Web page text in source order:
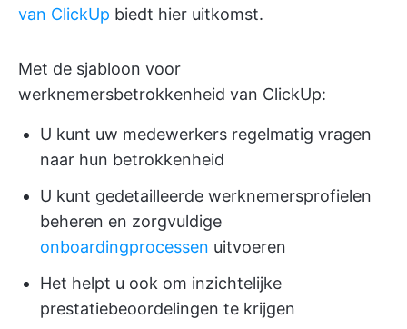
van ClickUp biedt hier uitkomst.
Met de sjabloon voor
werknemersbetrokkenheid van ClickUp:
U kunt uw medewerkers regelmatig vragen
naar hun betrokkenheid
U kunt gedetailleerde werknemersprofielen
beheren en zorgvuldige
onboardingprocessen uitvoeren
Het helpt u ook om inzichtelijke
prestatiebeoordelingen te krijgen